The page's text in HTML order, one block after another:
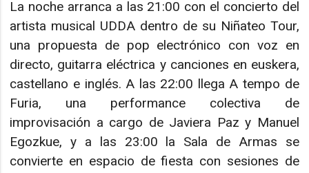
La noche arranca a las 21:00 con el concierto del
artista musical UDDA dentro de su Niñateo Tour,
una propuesta de pop electrónico con voz en
directo, guitarra eléctrica y canciones en euskera,
castellano e inglés. A las 22:00 llega A tempo de
Furia, una performance colectiva de
improvisación a cargo de Javiera Paz y Manuel
Egozkue, y a las 23:00 la Sala de Armas se
convierte en espacio de fiesta con sesiones de